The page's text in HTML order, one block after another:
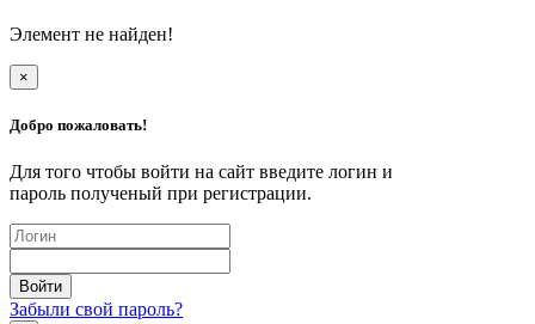
Элемент не найден!
×
Добро пожаловать!
Для того чтобы войти на сайт введите логин и
пароль полученый при регистрации.
Забыли свой пароль?